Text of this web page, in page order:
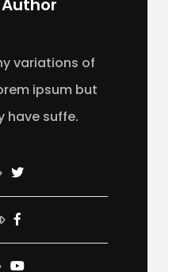
variations of
ipsum but
have suffe.